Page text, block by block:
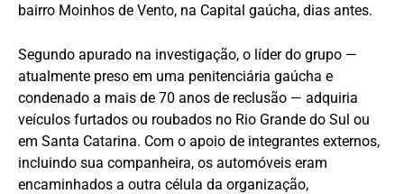
bairro Moinhos de Vento, na Capital gaúcha, dias antes.
Segundo apurado na investigação, o líder do grupo —
atualmente preso em uma penitenciária gaúcha e
condenado a mais de 70 anos de reclusão — adquiria
veículos furtados ou roubados no Rio Grande do Sul ou
em Santa Catarina. Com o apoio de integrantes externos,
incluindo sua companheira, os automóveis eram
encaminhados a outra célula da organização,